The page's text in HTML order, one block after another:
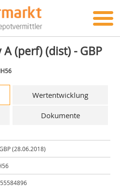
A (perf) (dist) - GBP
Wertentwicklung
Dokumente
(28.06.2018)